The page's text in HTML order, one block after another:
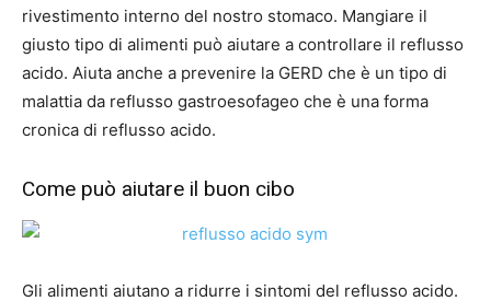
rivestimento interno del nostro stomaco. Mangiare il
giusto tipo di alimenti può aiutare a controllare il reflusso
acido. Aiuta anche a prevenire la GERD che è un tipo di
malattia da reflusso gastroesofageo che è una forma
cronica di reflusso acido.
Come può aiutare il buon cibo
Gli alimenti aiutano a ridurre i sintomi del reflusso acido.